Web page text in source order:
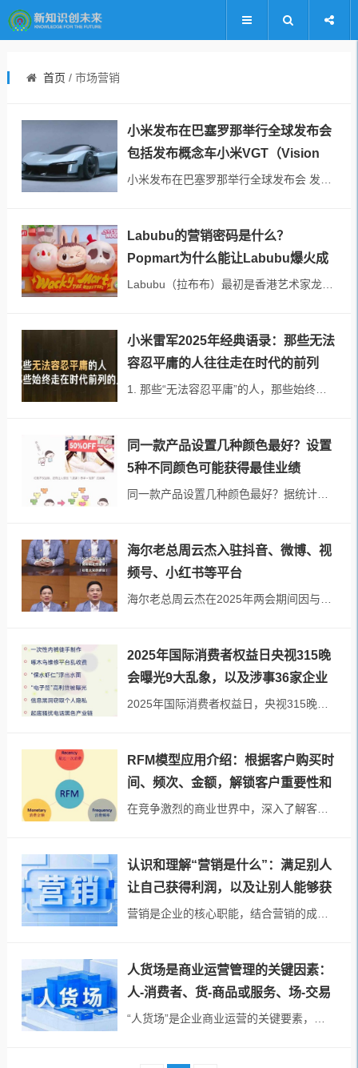
首页 / 市场营销
小米发布在巴塞罗那举行全球发布会
包括发布概念车小米VGT（Vision
GT）概念超跑
Labubu的营销密码是什么？
Popmart为什么能让Labubu爆火成
为顶流潮玩？
小米雷军2025年经典语录：那些无法
容忍平庸的人往往走在时代的前列
同一款产品设置几种颜色最好？设置
5种不同颜色可能获得最佳业绩
海尔老总周云杰入驻抖音、微博、视
频号、小红书等平台
2025年国际消费者权益日央视315晚
会曝光9大乱象，以及涉事36家企业
名单
RFM模型应用介绍：根据客户购买时
间、频次、金额，解锁客户重要性和
价值的营销利器
认识和理解“营销是什么”：满足别人
让自己获得利润，以及让别人能够获
得持续收益
人货场是商业运营管理的关键因素：
人-消费者、货-商品或服务、场-交易
场景